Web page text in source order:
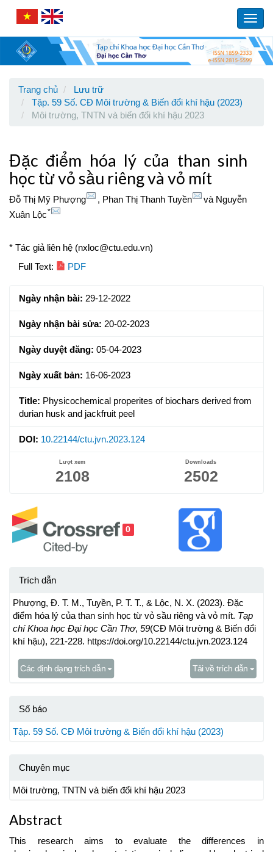
Navigation
Content
Sidebar
Trang chủ
Lưu trữ
Tập. 59 Số. CĐ Môi trường & Biến đổi khí hậu (2023)
Môi trường, TNTN và biến đổi khí hậu 2023
Đặc điểm hóa lý của than sinh
học từ vỏ sầu riêng và vỏ mít
Đỗ Thị Mỹ Phượng , Phan Thị Thanh Tuyền và Nguyễn
Xuân Lộc*
* Tác giả liên hệ (nxloc@ctu.edu.vn)
Article
Full Text: PDF
Ngày nhận bài: 29-12-2022
Ngày nhận bài sửa: 20-02-2023
Ngày duyệt đăng: 05-04-2023
Ngày xuất bản: 16-06-2023
Title: Physicochemical properites of biochars derived from
durian husk and jackfruit peel
DOI: 10.22144/ctu.jvn.2023.124
Lượt xem
2108
Downloads
2502
0
Trích dẫn
Phượng, Đ. T. M., Tuyền, P. T. T., & Lộc, N. X. (2023). Đặc
điểm hóa lý của than sinh học từ vỏ sầu riêng và vỏ mít. Tạp
chí Khoa học Đại học Cần Thơ, 59(CĐ Môi trường & Biến đổi
khí hậu), 221-228. https://doi.org/10.22144/ctu.jvn.2023.124
Các định dạng trích dẫn Tải về trích dẫn
Số báo
Tập. 59 Số. CĐ Môi trường & Biến đổi khí hậu (2023)
Chuyên mục
Môi trường, TNTN và biến đổi khí hậu 2023
Abstract
This research aims to evaluate the differences in